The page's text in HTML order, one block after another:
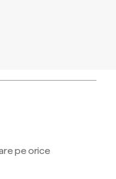
pe orice